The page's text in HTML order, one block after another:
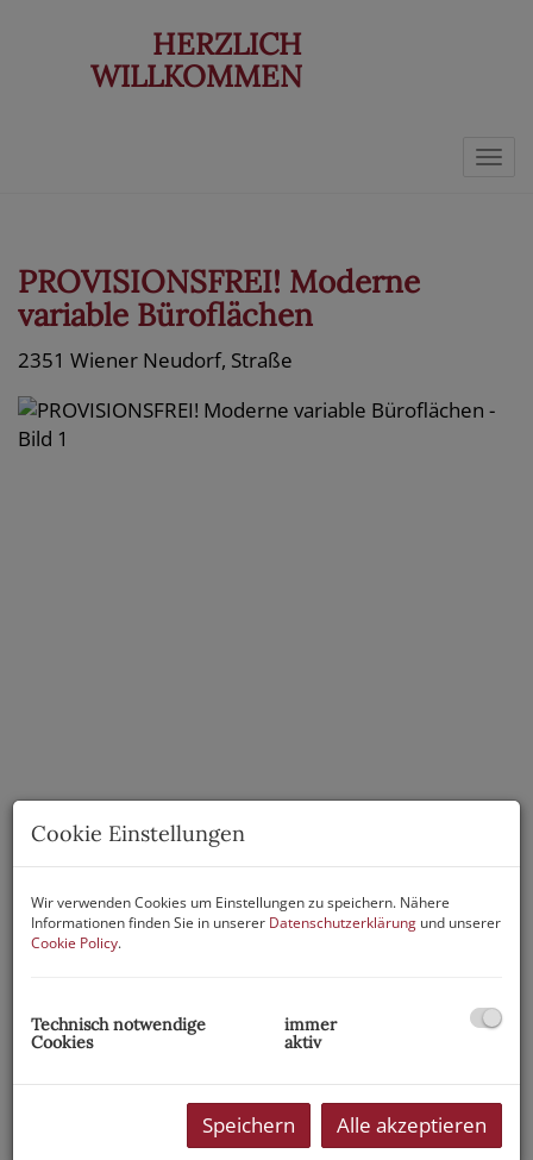
HERZLICH
WILLKOMMEN
PROVISIONSFREI! Moderne
variable Büroflächen
2351 Wiener Neudorf, Straße
Variable Büroflächen im Süden von Wien
Lagerflächen. Die Büro- und Lagerflächen sind in der
Flächenaufteilung variabel und somit individuell
Cookie Einstellungen
Wir verwenden Cookies um Einstellungen zu speichern. Nähere
Informationen finden Sie in unserer Datenschutzerklärung und unserer
Cookie Policy.
Technisch notwendige
Cookies
immer
aktiv
Speichern Alle akzeptieren